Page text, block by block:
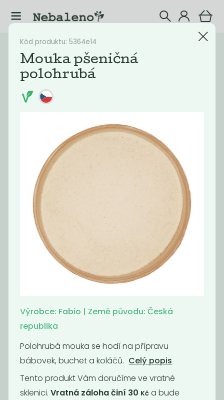
Katalog Potraviny
Filtrovat produkty
Puding
čokoládový BIO
Mouka
pohanková
109Kč
Kód produktu: 5364e14
Mouka pšeničná
polohrubá
Výrobce: Fabio | Země původu: Česká
republika
Polohrubá mouka se hodí na přípravu
bábovek, buchet a koláčů. Celý popis
Tento produkt Vám doručíme ve vratné
sklenici. Vratná záloha činí 30 Kč a bude